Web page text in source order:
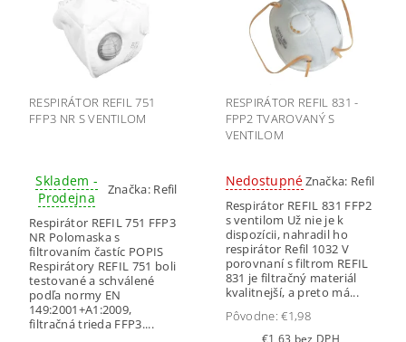
RESPIRÁTOR REFIL 751
FFP3 NR S VENTILOM
Skladem -
Prodejna
Značka: Refil
Respirátor REFIL 751 FFP3
NR Polomaska s
filtrovaním častíc POPIS
Respirátory REFIL 751 boli
testované a schválené
podľa normy EN
149:2001+A1:2009,
filtračná trieda FFP3....
RESPIRÁTOR REFIL 831 -
FPP2 TVAROVANÝ S
VENTILOM
NedostupnéZnačka: Refil
Respirátor REFIL 831 FFP2
s ventilom Už nie je k
dispozícii, nahradil ho
respirátor Refil 1032 V
porovnaní s filtrom REFIL
831 je filtračný materiál
kvalitnejší, a preto má...
Pôvodne:€1,98